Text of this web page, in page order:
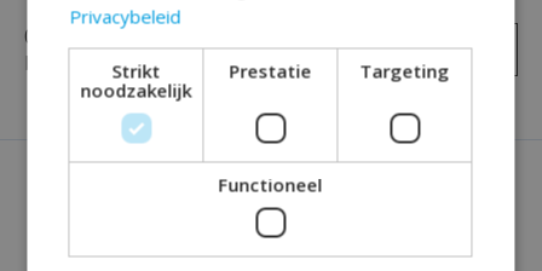
0 sterren op basis van
beoordelingen
Je beoordeling toevoegen
Privacybeleid
Strikt
noodzakelijk
Prestatie Targeting
Functioneel